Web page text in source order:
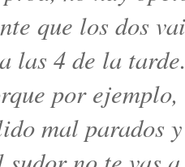
que los dos
las 4 de la
por
mal parados